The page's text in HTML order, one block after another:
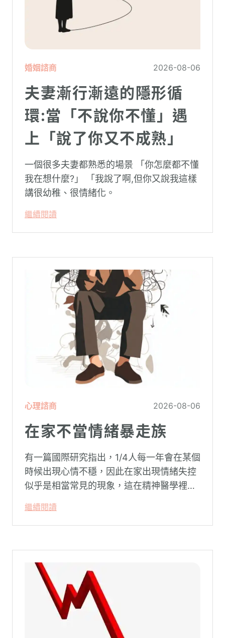
婚姻諮商 2026-08-06
夫妻漸行漸遠的隱形循
環:當「不說你不懂」遇
上「說了你又不成熟」
一個很多夫妻都熟悉的場景 「你怎麼都不懂
我在想什麼?」 「我說了啊,但你又說我這樣
講很幼稚、很情緒化。
繼續閱讀
心理諮商 2026-08-06
在家不當情緒暴走族
有一篇國際研究指出，1/4人每一年會在某個
時候出現心情不穩，因此在家出現情緒失控
似乎是相當常見的現象，這在精神醫學裡不
系統在長久使用之下，突然在某一次需要處
理更高層次的資料時，電腦呈現當機現象，
造成重大影響。
繼續閱讀